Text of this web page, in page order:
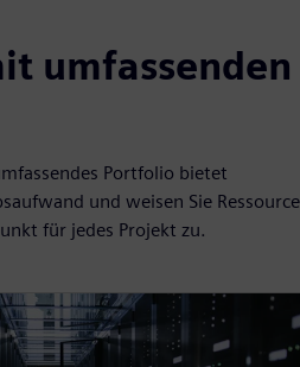
umfassenden
Portfolio bietet
und weisen Sie
für jedes Projekt zu.